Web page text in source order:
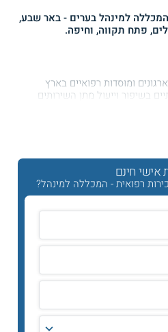
למינהל בערים - באר שבע,
פתח תקווה, וחיפה.
ומוסדות רפואיים בארץ
בשיפור וייעול מתן השירותים
פרטיות כמנהלי קליניקות
להכשיר אנשי מקצוע מיומנים
בעידן המודרני ולהקנות להם ידע
בניהול וארגון מידע רפואי.
מקבלים ידע עיוני במקצועות
כלים מעשיים לניהול וארגון של
וריכוז ידע רואי, ניהול יחידה
לרכוש ידע בסיסי במונחים
מסמכים רפואיים ורשומות
תוכנית הלימודים מורכבת
פרונטאליות ומלימודים
מודרכת בבתי חולים או
אישי חינם
רפואית - המכללה למינהל?